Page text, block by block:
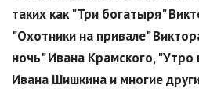
таких как "Три богатыря"
"Охотники на привале"
ночь" Ивана Крамского,
Ивана Шишкина и многие